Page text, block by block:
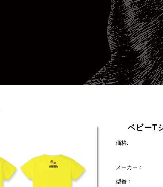
ベビーT
価格:
メーカー：
型番：